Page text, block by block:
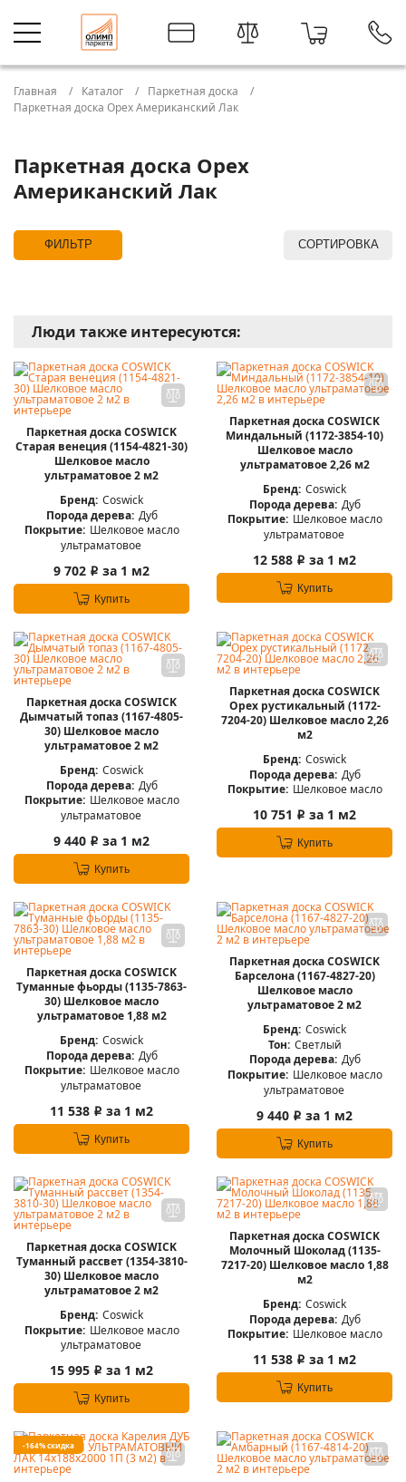
Главная Каталог
Паркетная доска
Паркетная доска Орех Американский Лак
Паркетная доска Орех
Американский Лак
ФИЛЬТР СОРТИРОВКА
Люди также интересуются:
Паркетная доска COSWICK
Старая венеция (1154-4821-30)
Шелковое масло
ультраматовое 2 м2
Бренд: Coswick
Порода дерева: Дуб
Покрытие: Шелковое масло
ультраматовое
9 702 i за 1 м2
Купить
Паркетная доска COSWICK
Миндальный (1172-3854-10)
Шелковое масло
ультраматовое 2,26 м2
Бренд: Coswick
Порода дерева: Дуб
Покрытие: Шелковое масло
ультраматовое
12 588 i за 1 м2
Купить
Паркетная доска COSWICK
Дымчатый топаз (1167-4805-
30) Шелковое масло
ультраматовое 2 м2
Бренд: Coswick
Порода дерева: Дуб
Покрытие: Шелковое масло
ультраматовое
9 440 i за 1 м2
Купить
Паркетная доска COSWICK
Орех рустикальный (1172-
7204-20) Шелковое масло 2,26
м2
Бренд: Coswick
Порода дерева: Дуб
Покрытие: Шелковое масло
10 751 i за 1 м2
Купить
Паркетная доска COSWICK
Туманные фьорды (1135-7863-
30) Шелковое масло
ультраматовое 1,88 м2
Бренд: Coswick
Порода дерева: Дуб
Покрытие: Шелковое масло
ультраматовое
11 538 i за 1 м2
Купить
Паркетная доска COSWICK
Барселона (1167-4827-20)
Шелковое масло
ультраматовое 2 м2
Бренд: Coswick
Тон: Светлый
Порода дерева: Дуб
Покрытие: Шелковое масло
ультраматовое
9 440 i за 1 м2
Купить
Паркетная доска COSWICK
Туманный рассвет (1354-3810-
30) Шелковое масло
ультраматовое 2 м2
Бренд: Coswick
Покрытие: Шелковое масло
ультраматовое
15 995 i за 1 м2
Купить
Паркетная доска COSWICK
Молочный Шоколад (1135-
7217-20) Шелковое масло 1,88
м2
Бренд: Coswick
Порода дерева: Дуб
Покрытие: Шелковое масло
11 538 i за 1 м2
Купить
-164% скидка